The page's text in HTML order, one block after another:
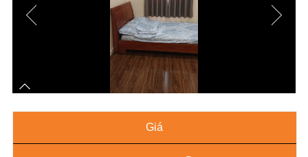
Giá